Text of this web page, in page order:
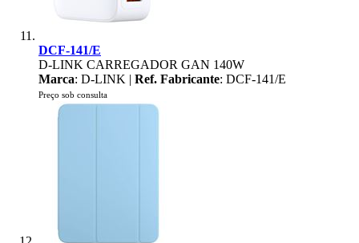
DCF-141/E
D-LINK CARREGADOR GAN 140W
Marca: D-LINK | Ref. Fabricante: DCF-141/E
Preço sob consulta